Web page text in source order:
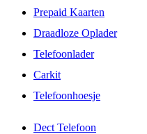
Prepaid Kaarten
Draadloze Oplader
Telefoonlader
Carkit
Telefoonhoesje
Dect Telefoon